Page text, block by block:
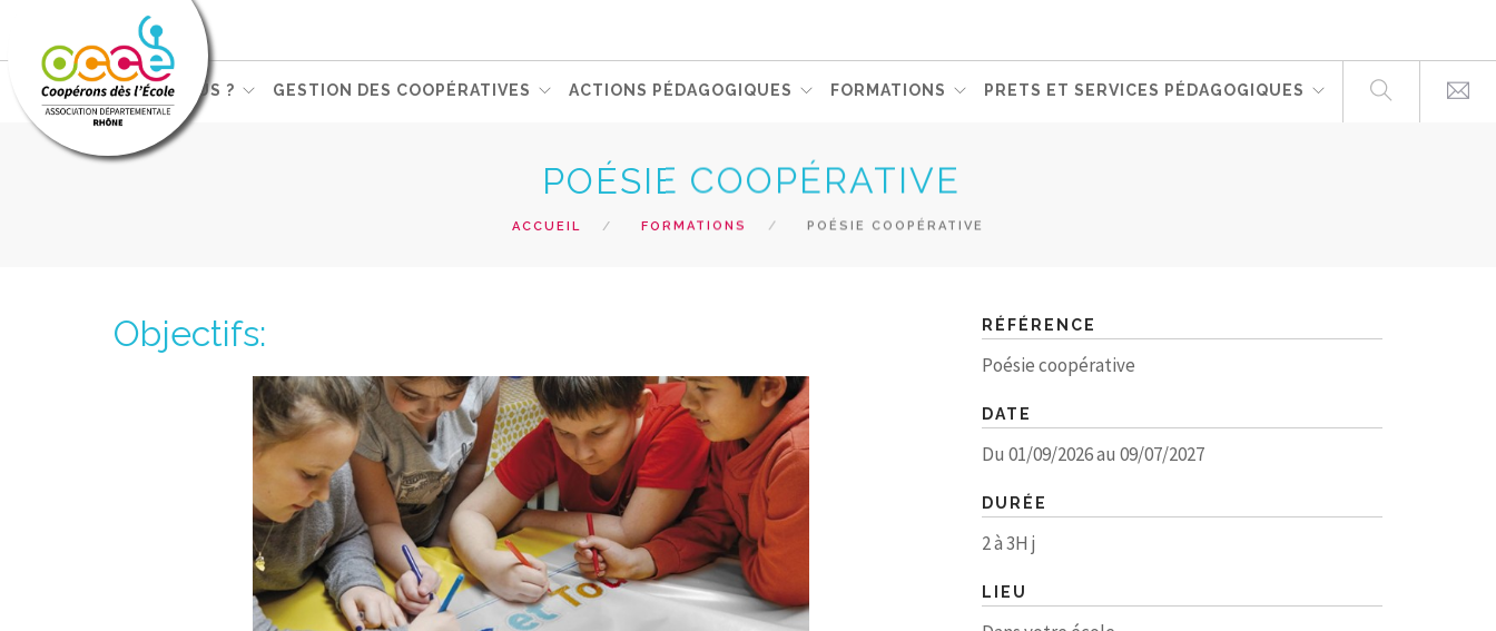
QUI SOMMES-NOUS ? GESTION DES COOPÉRATIVES ACTIONS PÉDAGOGIQUES FORMATIONS PRETS ET SERVICES PÉDAGOGIQUES
POÉSIE COOPÉRATIVE
ACCUEIL FORMATIONS POÉSIE COOPÉRATIVE
Objectifs: RÉFÉRENCE
Poésie coopérative
DATE
Du 01/09/2026 au 09/07/2027
DURÉE
2 à 3H j
LIEU